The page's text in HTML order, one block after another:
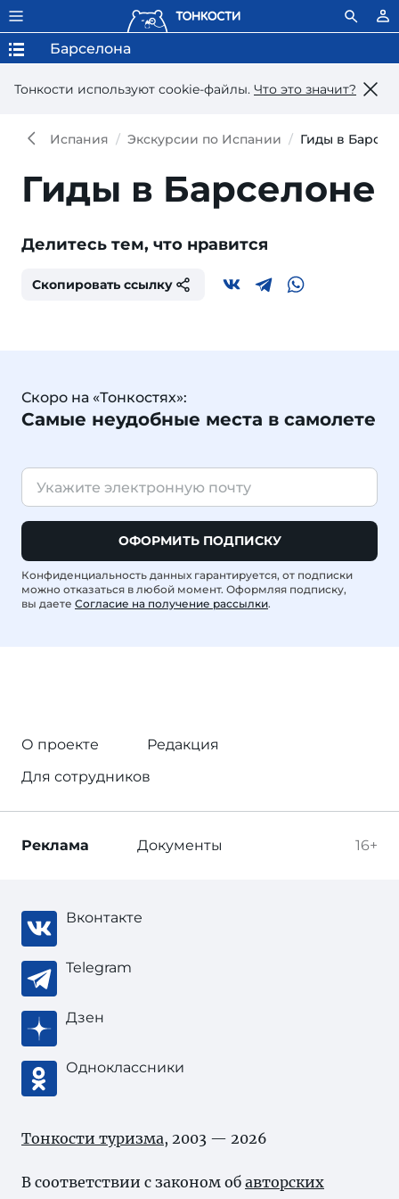
Тонкости используют сookie-файлы. Что это значит?
Барселона
Испания Экскурсии по Испании Гиды в
Гиды в Барселоне
Делитесь тем, что нравится
Скопировать ссылку
Скоро на «Тонкостях»:
Самые неудобные места в самолете
ОФОРМИТЬ ПОДПИСКУ
Конфиденциальность данных гарантируется, от подписки
можно отказаться в любой момент. Оформляя подписку,
вы даете Согласие на получение рассылки.
О проекте
Редакция
Для сотрудников
16+
Реклама Документы
Вконтакте
Telegram
Дзен
Одноклассники
Тонкости туризма, 2003 — 2026
В соответствии с законом об авторских